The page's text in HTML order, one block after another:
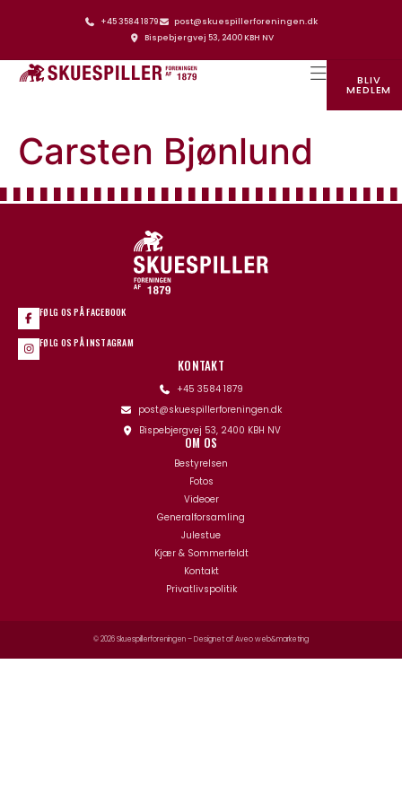
+45 3584 1879
post@skuespillerforeningen.dk
Bispebjergvej 53, 2400 KBH NV
BLIV
MEDLEM
Carsten Bjønlund
FØLG OS PÅ FACEBOOK
FØLG OS PÅ INSTAGRAM
KONTAKT
+45 3584 1879
post@skuespillerforeningen.dk
Bispebjergvej 53, 2400 KBH NV
OM OS
Bestyrelsen
Fotos
Videoer
Generalforsamling
Julestue
Kjær & Sommerfeldt
Kontakt
Privatlivspolitik
© 2026 Skuespillerforeningen – Designet afAveo web&marketing